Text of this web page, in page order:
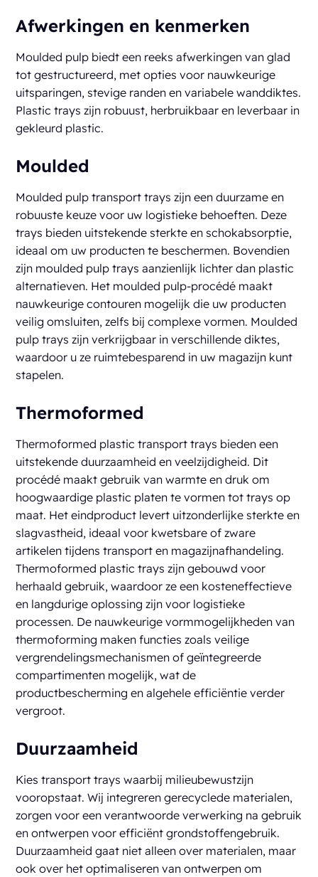
Afwerkingen en kenmerken
Moulded pulp biedt een reeks afwerkingen van glad
tot gestructureerd, met opties voor nauwkeurige
uitsparingen, stevige randen en variabele wanddiktes.
Plastic trays zijn robuust, herbruikbaar en leverbaar in
gekleurd plastic.
Moulded
Moulded pulp transport trays zijn een duurzame en
robuuste keuze voor uw logistieke behoeften. Deze
trays bieden uitstekende sterkte en schokabsorptie,
ideaal om uw producten te beschermen. Bovendien
zijn moulded pulp trays aanzienlijk lichter dan plastic
alternatieven. Het moulded pulp-procédé maakt
nauwkeurige contouren mogelijk die uw producten
veilig omsluiten, zelfs bij complexe vormen. Moulded
pulp trays zijn verkrijgbaar in verschillende diktes,
waardoor u ze ruimtebesparend in uw magazijn kunt
stapelen.
Thermoformed
Thermoformed plastic transport trays bieden een
uitstekende duurzaamheid en veelzijdigheid. Dit
procédé maakt gebruik van warmte en druk om
hoogwaardige plastic platen te vormen tot trays op
maat. Het eindproduct levert uitzonderlijke sterkte en
slagvastheid, ideaal voor kwetsbare of zware
artikelen tijdens transport en magazijnafhandeling.
Thermoformed plastic trays zijn gebouwd voor
herhaald gebruik, waardoor ze een kosteneffectieve
en langdurige oplossing zijn voor logistieke
processen. De nauwkeurige vormmogelijkheden van
thermoforming maken functies zoals veilige
vergrendelingsmechanismen of geïntegreerde
compartimenten mogelijk, wat de
productbescherming en algehele efficiëntie verder
vergroot.
Duurzaamheid
Kies transport trays waarbij milieubewustzijn
vooropstaat. Wij integreren gerecyclede materialen,
zorgen voor een verantwoorde verwerking na gebruik
en ontwerpen voor efficiënt grondstoffengebruik.
Duurzaamheid gaat niet alleen over materialen, maar
ook over het optimaliseren van ontwerpen om